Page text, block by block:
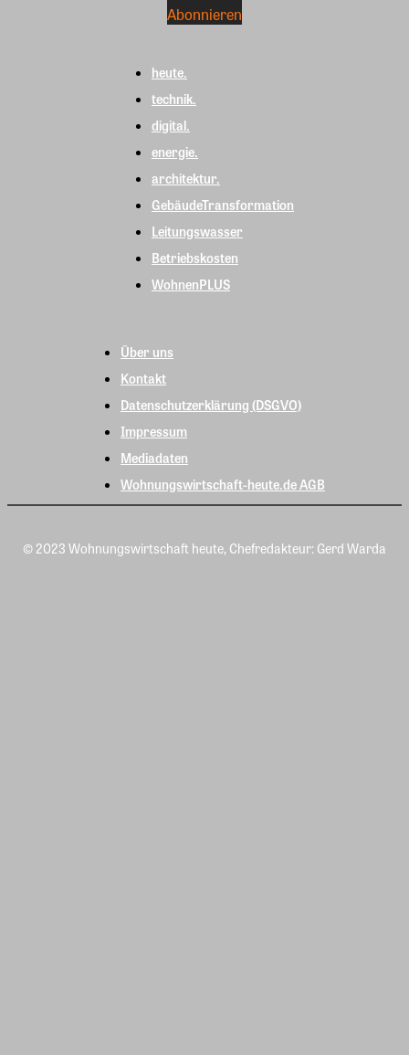
heute.
technik.
digital.
energie.
architektur.
GebäudeTransformation
Leitungswasser
Betriebskosten
WohnenPLUS
Über uns
Kontakt
Datenschutzerklärung (DSGVO)
Impressum
Mediadaten
Wohnungswirtschaft-heute.de AGB
© 2023 Wohnungswirtschaft heute, Chefredakteur: Gerd Warda